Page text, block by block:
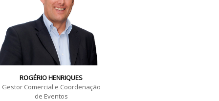
ROGÉRIO HENRIQUES
Gestor Comercial e Coordenação
de Eventos